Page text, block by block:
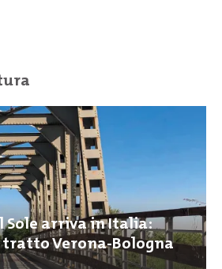
Sole arriva in Italia:
Verona-Bologna